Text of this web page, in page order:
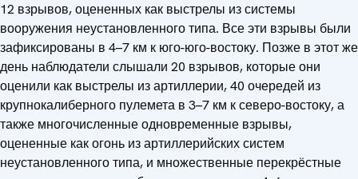
12 взрывов, оцененных как выстрелы из системы
вооружения неустановленного типа. Все эти взрывы были
зафиксированы в 4–7 км к юго-юго-востоку. Позже в этот же
день наблюдатели слышали 20 взрывов, которые они
оценили как выстрелы из артиллерии, 40 очередей из
крупнокалиберного пулемета в 3–7 км к северо-востоку, а
также многочисленные одновременные взрывы,
оцененные как огонь из артиллерийских систем
неустановленного типа, и множественные перекрёстные